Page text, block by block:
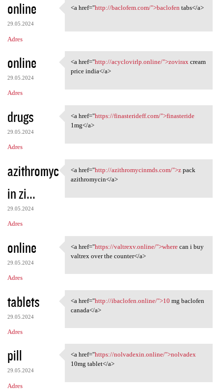
online
29.05.2024
Adres
<a href="http://baclofem.com/
<a href="http://baclofem.com/">baclofen tabs</a>
online
29.05.2024
Adres
<a href="http://acyclovirlp
<a href="http://acyclovirlp.online/">zoviraxcream
price india</a>
drugs
29.05.2024
Adres
<a href="https:/
<a href="https://finasterideff.com/">finasteride
1mg</a>
azithromyc
in zi...
29.05.2024
Adres
<a href="http:/
<a href="http://azithromycinmds.com/">zpack
azithromycin</a>
online
29.05.2024
Adres
<a href="https://valtrexv
<a href="https://valtrexv.online/">wherecan i buy
valtrex over the counter</a>
tablets
29.05.2024
Adres
<a href="http://ibaclofen
<a href="http://ibaclofen.online/">10 mg baclofen
canada</a>
pill
29.05.2024
Adres
<a href="https://nolvadexin
<a href="https://nolvadexin.online/">nolvadex
10mg tablet</a>